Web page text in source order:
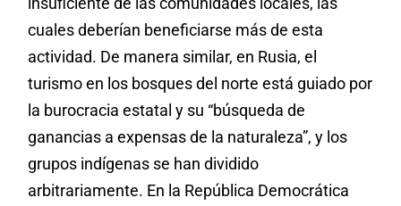
cuales deberían beneficiarse más de esta
actividad. De manera similar, en Rusia, el
turismo en los bosques del norte está guiado por
la burocracia estatal y su “búsqueda de
ganancias a expensas de la naturaleza”, y los
grupos indígenas se han dividido
arbitrariamente. En la República Democrática